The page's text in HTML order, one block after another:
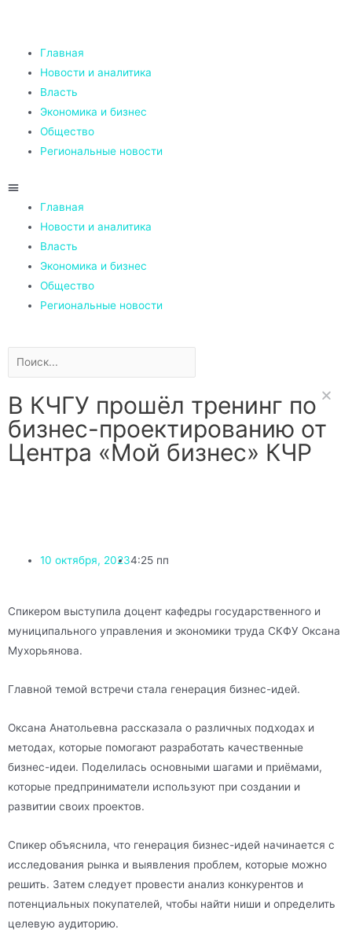
Главная
Новости и аналитика
Власть
Экономика и бизнес
Общество
Региональные новости
Главная
Новости и аналитика
Власть
Экономика и бизнес
Общество
Региональные новости
В КЧГУ прошёл тренинг по
бизнес-проектированию от
Центра «Мой бизнес» КЧР
10 октября, 20234:25 пп
Спикером выступила доцент кафедры государственного и
муниципального управления и экономики труда СКФУ Оксана
Мухорьянова.
Главной темой встречи стала генерация бизнес-идей.
Оксана Анатольевна рассказала о различных подходах и
методах, которые помогают разработать качественные
бизнес-идеи. Поделилась основными шагами и приёмами,
которые предприниматели используют при создании и
развитии своих проектов.
Спикер объяснила, что генерация бизнес-идей начинается с
исследования рынка и выявления проблем, которые можно
решить. Затем следует провести анализ конкурентов и
потенциальных покупателей, чтобы найти ниши и определить
целевую аудиторию.